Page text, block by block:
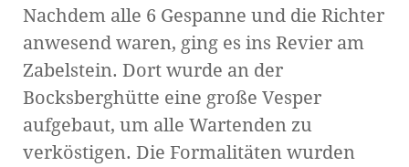
Nachdem alle 6 Gespanne und die Richter
anwesend waren, ging es ins Revier am
Zabelstein. Dort wurde an der
Bocksberghütte eine große Vesper
aufgebaut, um alle Wartenden zu
verköstigen. Die Formalitäten wurden